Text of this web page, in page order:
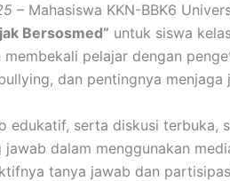
– Mahasiswa KKN-BBK6
Bersosmed” untuk siswa
pelajar dengan
dan pentingnya menjaga
edukatif, serta diskusi terbuka,
dalam menggunakan
tanya jawab dan